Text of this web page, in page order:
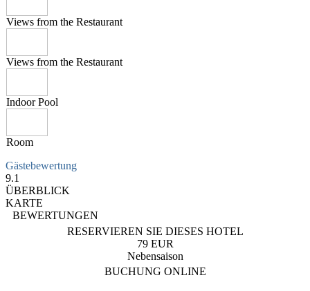
Views from the Restaurant
Views from the Restaurant
Indoor Pool
Room
Gästebewertung
9.1
ÜBERBLICK
KARTE
BEWERTUNGEN
RESERVIEREN SIE DIESES HOTEL
79 EUR
Nebensaison
BUCHUNG ONLINE